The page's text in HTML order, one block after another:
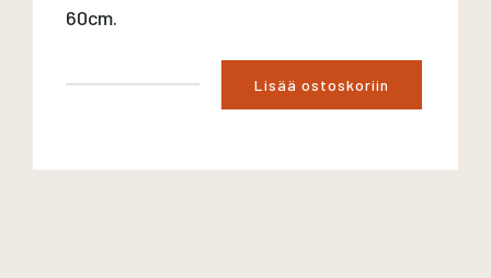
60cm.
Seinämakramee
Lisää ostoskoriin